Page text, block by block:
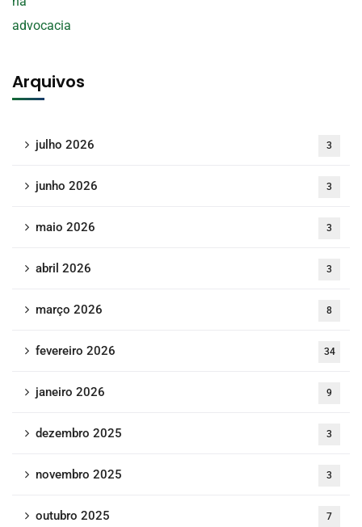
Arquivos
julho 2026 3
junho 2026 3
maio 2026 3
abril 2026 3
março 2026 8
fevereiro 2026 34
janeiro 2026 9
dezembro 2025 3
novembro 2025 3
outubro 2025 7